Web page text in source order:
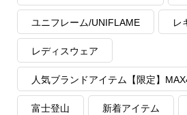
ユニフレーム/UNIFLAME レ
レディスウェア
人気ブランドアイテム【限定】
富士登山 新着アイテム